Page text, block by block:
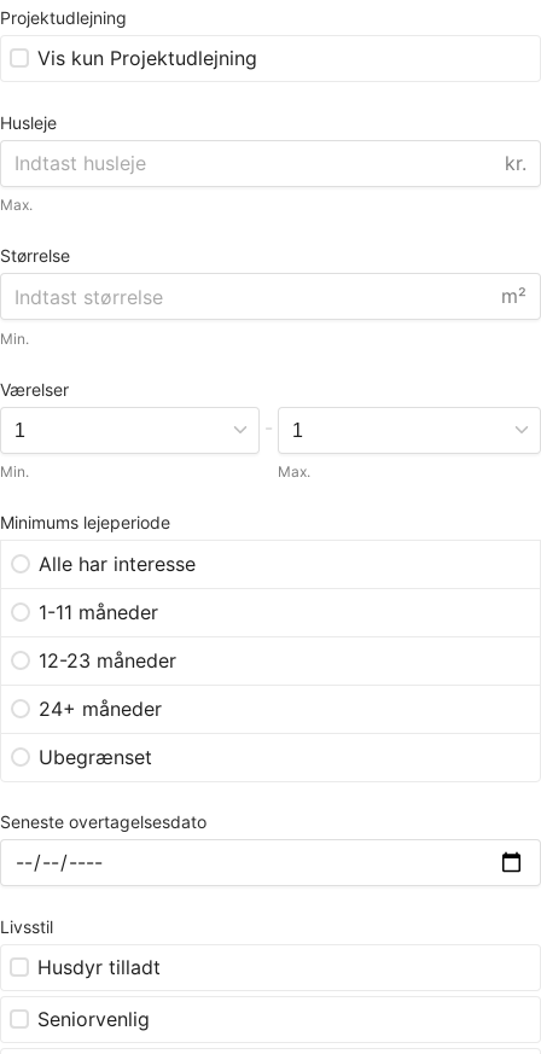
Projektudlejning
Vis kun Projektudlejning
Husleje
kr.
Max.
Størrelse
m²
Min.
Værelser
Min.
-
Max.
Minimums lejeperiode
Alle har interesse
1-11 måneder
12-23 måneder
24+ måneder
Ubegrænset
Seneste overtagelsesdato
Livsstil
Husdyr tilladt
Seniorvenlig